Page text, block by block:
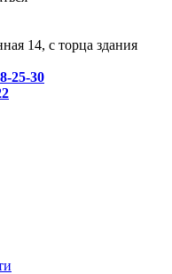
14, с торца здания
25-30